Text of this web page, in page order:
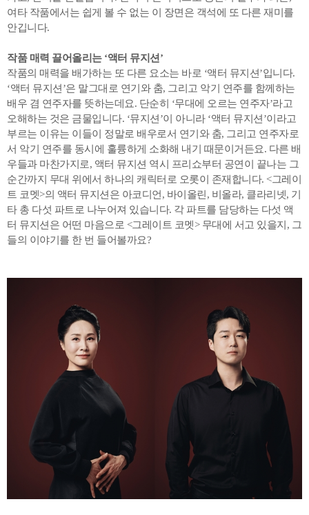
여타 작품에서는 쉽게 볼 수 없는 이 장면은 객석에 또 다른 재미를
안깁니다.
작품 매력 끌어올리는 ‘액터 뮤지션’
작품의 매력을 배가하는 또 다른 요소는 바로 ‘액터 뮤지션’입니다.
‘액터 뮤지션’은 말그대로 연기와 춤, 그리고 악기 연주를 함께하는
배우 겸 연주자를 뜻하는데요. 단순히 ‘무대에 오르는 연주자’라고
오해하는 것은 금물입니다. ‘뮤지션’이 아니라 ‘액터 뮤지션’이라고
부르는 이유는 이들이 정말로 배우로서 연기와 춤, 그리고 연주자로
서 악기 연주를 동시에 훌륭하게 소화해 내기 때문이거든요. 다른 배
우들과 마찬가지로, 액터 뮤지션 역시 프리쇼부터 공연이 끝나는 그
순간까지 무대 위에서 하나의 캐릭터로 오롯이 존재합니다. <그레이
트 코멧>의 액터 뮤지션은 아코디언, 바이올린, 비올라, 클라리넷, 기
타 총 다섯 파트로 나누어져 있습니다. 각 파트를 담당하는 다섯 액
터 뮤지션은 어떤 마음으로 <그레이트 코멧> 무대에 서고 있을지, 그
들의 이야기를 한 번 들어볼까요?